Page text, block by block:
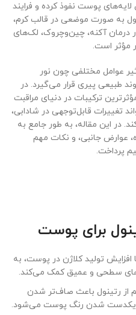
پوست نفوذ کرده و فرایند
به صورت موضعی در قالب کرم،
آکنه، چین‌وچروک، لک‌های
مؤثر است.
عوامل مختلفی چون نور
طبیعی پیری قرار می‌گیرد. در
ترکیبات در دنیای مراقبت
تغییرات قابل‌توجهی در شادابی،
در این مقاله، به طور جامع به
عوارض جانبی، و نکات مهم
پرداخت.
برای پوست
تولید کلاژن در پوست، به
سطحی و عمیق کمک می‌کند.
از رتینول باعث صاف‌تر شدن
یکدست شدن رنگ پوست می‌شود.